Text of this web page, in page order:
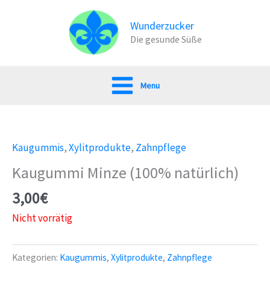
Wunderzucker
Die gesunde Süße
Menu
Kaugummis,Xylitprodukte, Zahnpflege
Kaugummi Minze (100% natürlich)
3,00€
Nicht vorrätig
Kategorien: Kaugummis, Xylitprodukte, Zahnpflege